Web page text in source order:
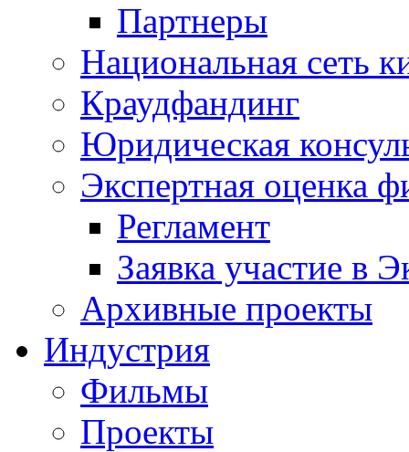
Партнеры
Национальная сеть
Краудфандинг
Юридическая
Экспертная оценка
Регламент
Заявка участие в
Архивные проекты
Индустрия
Фильмы
Проекты